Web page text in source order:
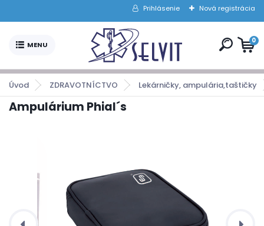
Prihlásenie Nová registrácia
0
Úvod ZDRAVOTNÍCTVO Lekárničky, ampulária,taštičky
Ampulárium Phial´s